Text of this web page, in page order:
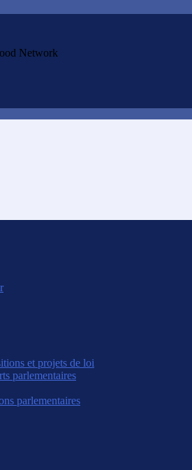
Network
et projets de loi
parlementaires
parlementaires